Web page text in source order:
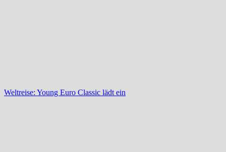
Weltreise: Young Euro Classic lädt ein